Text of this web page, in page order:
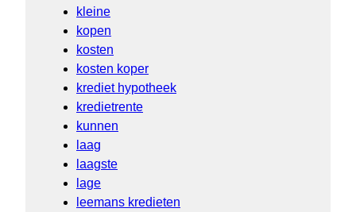
kleine
kopen
kosten
kosten koper
krediet hypotheek
kredietrente
kunnen
laag
laagste
lage
leemans kredieten